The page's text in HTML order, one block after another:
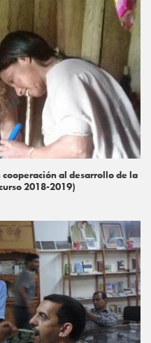
al desarrollo de la
2018-2019)